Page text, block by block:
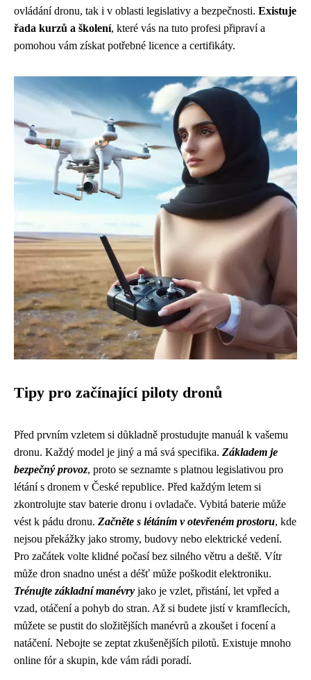
ovládání dronu, tak i v oblasti legislativy a bezpečnosti. Existuje
řada kurzů a školení, které vás na tuto profesi připraví a
pomohou vám získat potřebné licence a certifikáty.
Tipy pro začínající piloty dronů
Před prvním vzletem si důkladně prostudujte manuál k vašemu
dronu. Každý model je jiný a má svá specifika. Základem je
bezpečný provoz, proto se seznamte s platnou legislativou pro
létání s dronem v České republice. Před každým letem si
zkontrolujte stav baterie dronu i ovladače. Vybitá baterie může
vést k pádu dronu. Začněte s létáním v otevřeném prostoru, kde
nejsou překážky jako stromy, budovy nebo elektrické vedení.
Pro začátek volte klidné počasí bez silného větru a deště. Vítr
může dron snadno unést a déšť může poškodit elektroniku.
Trénujte základní manévry jako je vzlet, přistání, let vpřed a
vzad, otáčení a pohyb do stran. Až si budete jistí v kramflecích,
můžete se pustit do složitějších manévrů a zkoušet i focení a
natáčení. Nebojte se zeptat zkušenějších pilotů. Existuje mnoho
online fór a skupin, kde vám rádi poradí.